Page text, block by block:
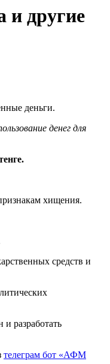
и другие
деньги.
денег для
хищения.
средств и
разработать
телеграм бот «АФМ